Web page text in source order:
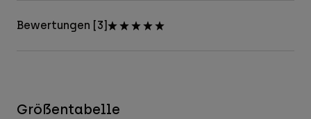
Bewertungen [3]
Größentabelle